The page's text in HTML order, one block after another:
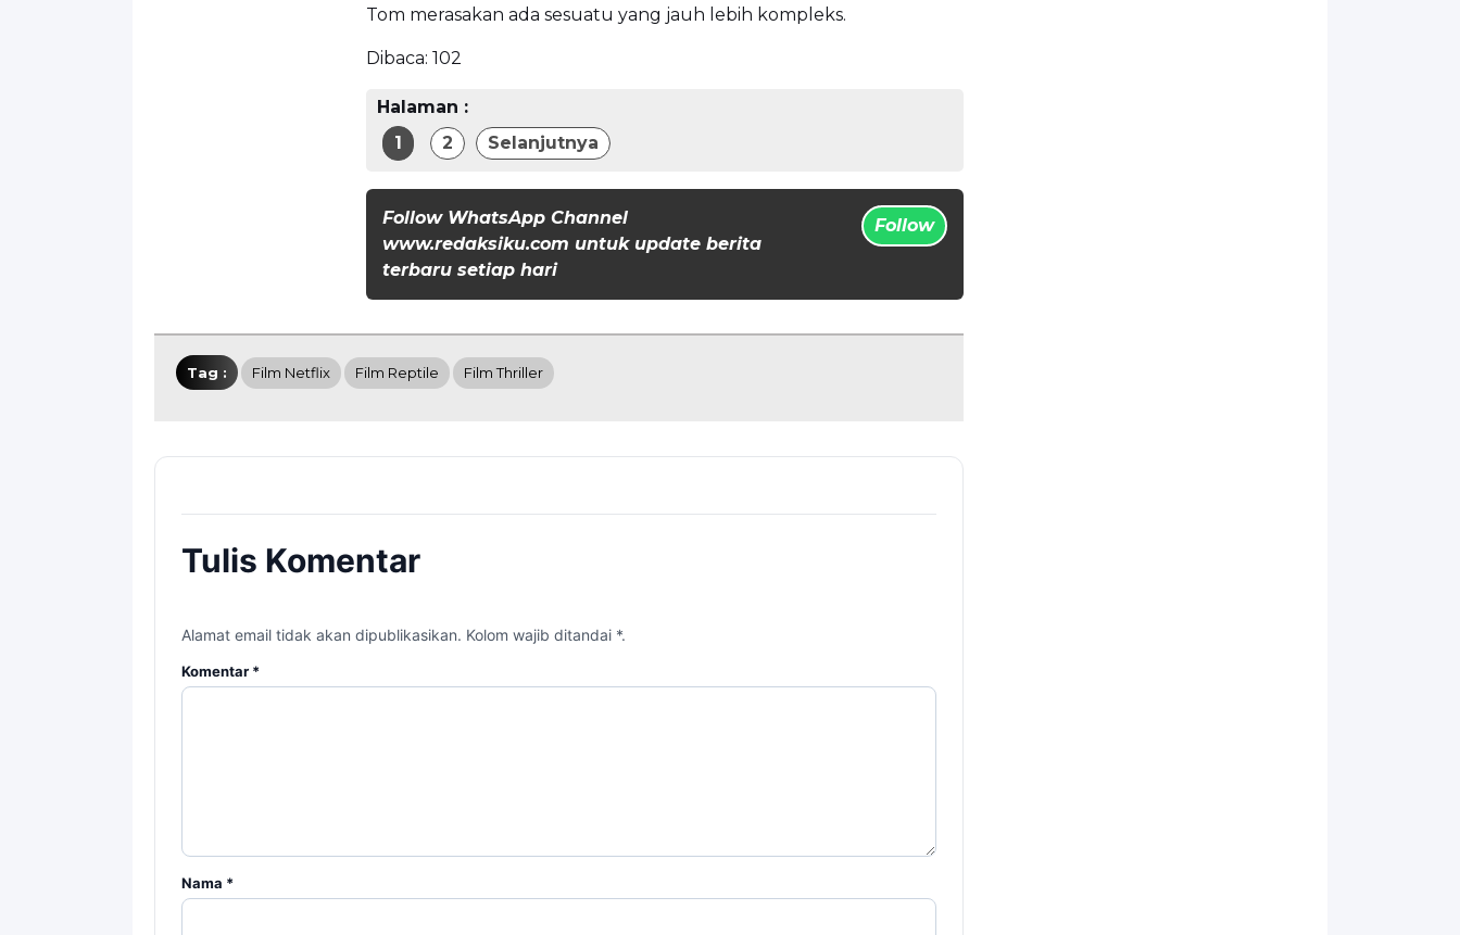
Tom merasakan ada sesuatu yang jauh lebih kompleks.
Dibaca: 102
Halaman :
1
2 Selanjutnya
Follow WhatsApp Channel
www.redaksiku.com untuk update berita
terbaru setiap hari
Follow
Tag : Film Netflix Film Reptile Film Thriller
Tulis Komentar